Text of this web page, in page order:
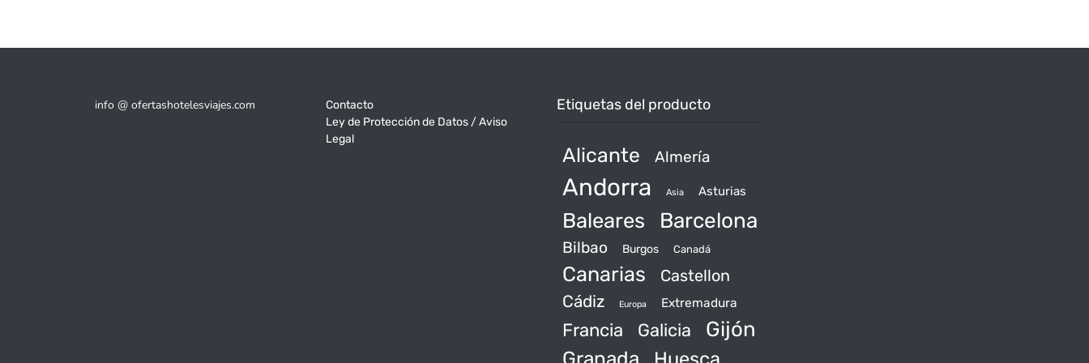
info @ ofertashotelesviajes.com
Contacto
Ley de Protección de Datos / Aviso
Legal
Etiquetas del producto
Alicante Almería
Andorra Asia Asturias
Baleares Barcelona
Bilbao Burgos Canadá
Canarias
Castellon
Cádiz
Europa Extremadura
Francia Galicia Gijón